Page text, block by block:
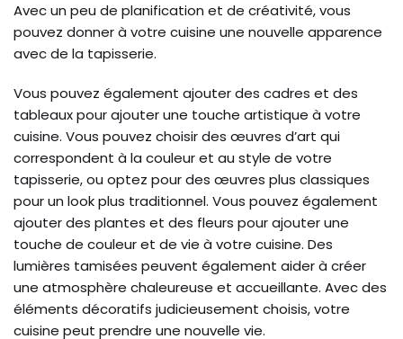
Avec un peu de planification et de créativité, vous
pouvez donner à votre cuisine une nouvelle apparence
avec de la tapisserie.
Vous pouvez également ajouter des cadres et des
tableaux pour ajouter une touche artistique à votre
cuisine. Vous pouvez choisir des œuvres d’art qui
correspondent à la couleur et au style de votre
tapisserie, ou optez pour des œuvres plus classiques
pour un look plus traditionnel. Vous pouvez également
ajouter des plantes et des fleurs pour ajouter une
touche de couleur et de vie à votre cuisine. Des
lumières tamisées peuvent également aider à créer
une atmosphère chaleureuse et accueillante. Avec des
éléments décoratifs judicieusement choisis, votre
cuisine peut prendre une nouvelle vie.